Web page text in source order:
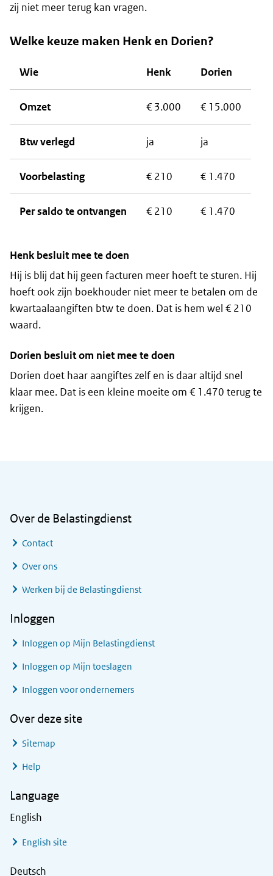
zij niet meer terug kan vragen.
Welke keuze maken Henk en Dorien?
Wie Henk Dorien
Omzet € 3.000 € 15.000
Btw verlegd ja ja
Voorbelasting € 210 € 1.470
Per saldo te ontvangen € 210 € 1.470
Henk besluit mee te doen
Hij is blij dat hij geen facturen meer hoeft te sturen. Hij
hoeft ook zijn boekhouder niet meer te betalen om de
kwartaalaangiften btw te doen. Dat is hem wel € 210
waard.
Dorien besluit om niet mee te doen
Dorien doet haar aangiftes zelf en is daar altijd snel
klaar mee. Dat is een kleine moeite om € 1.470 terug te
krijgen.
Over de Belastingdienst
Contact
Over ons
Werken bij de Belastingdienst
Inloggen
Inloggen op Mijn Belastingdienst
Inloggen op Mijn toeslagen
Inloggen voor ondernemers
Over deze site
Sitemap
Help
Language
English
English site
Deutsch